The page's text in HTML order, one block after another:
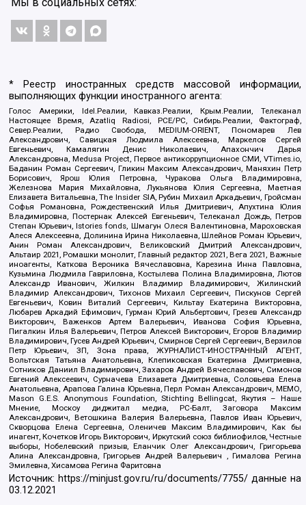
Мы в социальных сетях:
* Реестр иностранных средств массовой информации,
выполняющих функции иностранного агента:
Голос Америки, Idel.Реалии, Кавказ.Реалии, Крым.Реалии, Телеканал
Настоящее Время, Azatliq Radiosi, PCE/PC, Сибирь.Реалии, Фактограф,
Север.Реалии, Радио Свобода, MEDIUM-ORIENT, Пономарев Лев
Александрович, Савицкая Людмила Алексеевна, Маркелов Сергей
Евгеньевич, Камалягин Денис Николаевич, Апахончич Дарья
Александровна, Medusa Project, Первое антикоррупционное СМИ, VTimes.io,
Баданин Роман Сергеевич, Гликин Максим Александрович, Маняхин Петр
Борисович, Ярош Юлия Петровна, Чуракова Ольга Владимировна,
Железнова Мария Михайловна, Лукьянова Юлия Сергеевна, Маетная
Елизавета Витальевна, The Insider SIA, Рубин Михаил Аркадьевич, Гройсман
Софья Романовна, Рождественский Илья Дмитриевич, Апухтина Юлия
Владимировна, Постернак Алексей Евгеньевич, Телеканал Дождь, Петров
Степан Юрьевич, Istories fonds, Шмагун Олеся Валентиновна, Мароховская
Алеся Алексеевна, Долинина Ирина Николаевна, Шлейнов Роман Юрьевич,
Анин Роман Александрович, Великовский Дмитрий Александрович,
Альтаир 2021, Ромашки монолит, Главный редактор 2021, Вега 2021, Важные
иноагенты, Каткова Вероника Вячеславовна, Карезина Инна Павловна,
Кузьмина Людмила Гавриловна, Костылева Полина Владимировна, Лютов
Александр Иванович, Жилкин Владимир Владимирович, Жилинский
Владимир Александрович, Тихонов Михаил Сергеевич, Пискунов Сергей
Евгеньевич, Ковин Виталий Сергеевич, Кильтау Екатерина Викторовна,
Любарев Аркадий Ефимович, Гурман Юрий Альбертович, Грезев Александр
Викторович, Важенков Артем Валерьевич, Иванова София Юрьевна,
Пигалкин Илья Валерьевич, Петров Алексей Викторович, Егоров Владимир
Владимирович, Гусев Андрей Юрьевич, Смирнов Сергей Сергеевич, Верзилов
Петр Юрьевич, ЗП, Зона права, ЖУРНАЛИСТ-ИНОСТРАННЫЙ АГЕНТ,
Вольтская Татьяна Анатольевна, Клепиковская Екатерина Дмитриевна,
Сотников Даниил Владимирович, Захаров Андрей Вячеславович, Симонов
Евгений Алексеевич, Сурначева Елизавета Дмитриевна, Соловьева Елена
Анатольевна, Арапова Галина Юрьевна, Перл Роман Александрович, МЕМО,
Mason G.E.S. Anonymous Foundation, Stichting Bellingcat, Якутия – Наше
Мнение, Москоу диджитал медиа, РС-Балт, Заговора Максим
Александрович, Ветошкина Валерия Валерьевна, Павлов Иван Юрьевич,
Скворцова Елена Сергеевна, Оленичев Максим Владимирович, Как бы
инагент, Кочетков Игорь Викторович, Иркутский союз библиофилов, Честные
выборы, Нобелевский призыв, Еланчик Олег Александрович, Григорьева
Алина Александровна, Григорьев Андрей Валерьевич , Гималова Регина
Эмилевна, Хисамова Регина Фаритовна
Источник: https://minjust.gov.ru/ru/documents/7755/ данные на
03.12.2021